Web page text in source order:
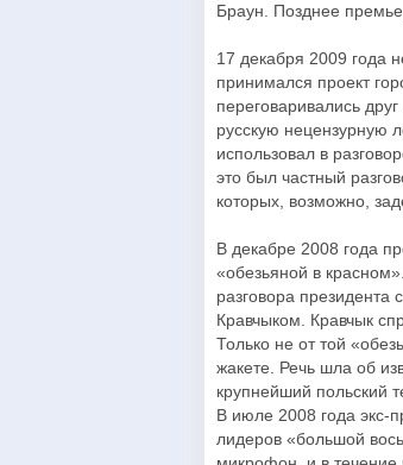
Браун. Позднее
17 декабря 2009 года
принимался проект
переговаривались
русскую нецензурную
использовал в
это был частный
которых, возможно,
В декабре 2008 года
«обезьяной в
разговора
Кравчыком. Кравчык
Только не от той
жакете. Речь шла об
крупнейший польский
В июле 2008 года экс-
лидеров «большой